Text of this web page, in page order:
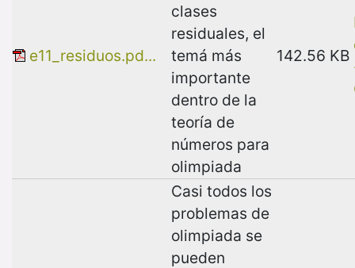
e11_residuos.pd...
clases
residuales, el
temá más
importante
dentro de la
teoría de
números para
olimpiada
142.56 KB
Casi todos los
problemas de
olimpiada se
pueden